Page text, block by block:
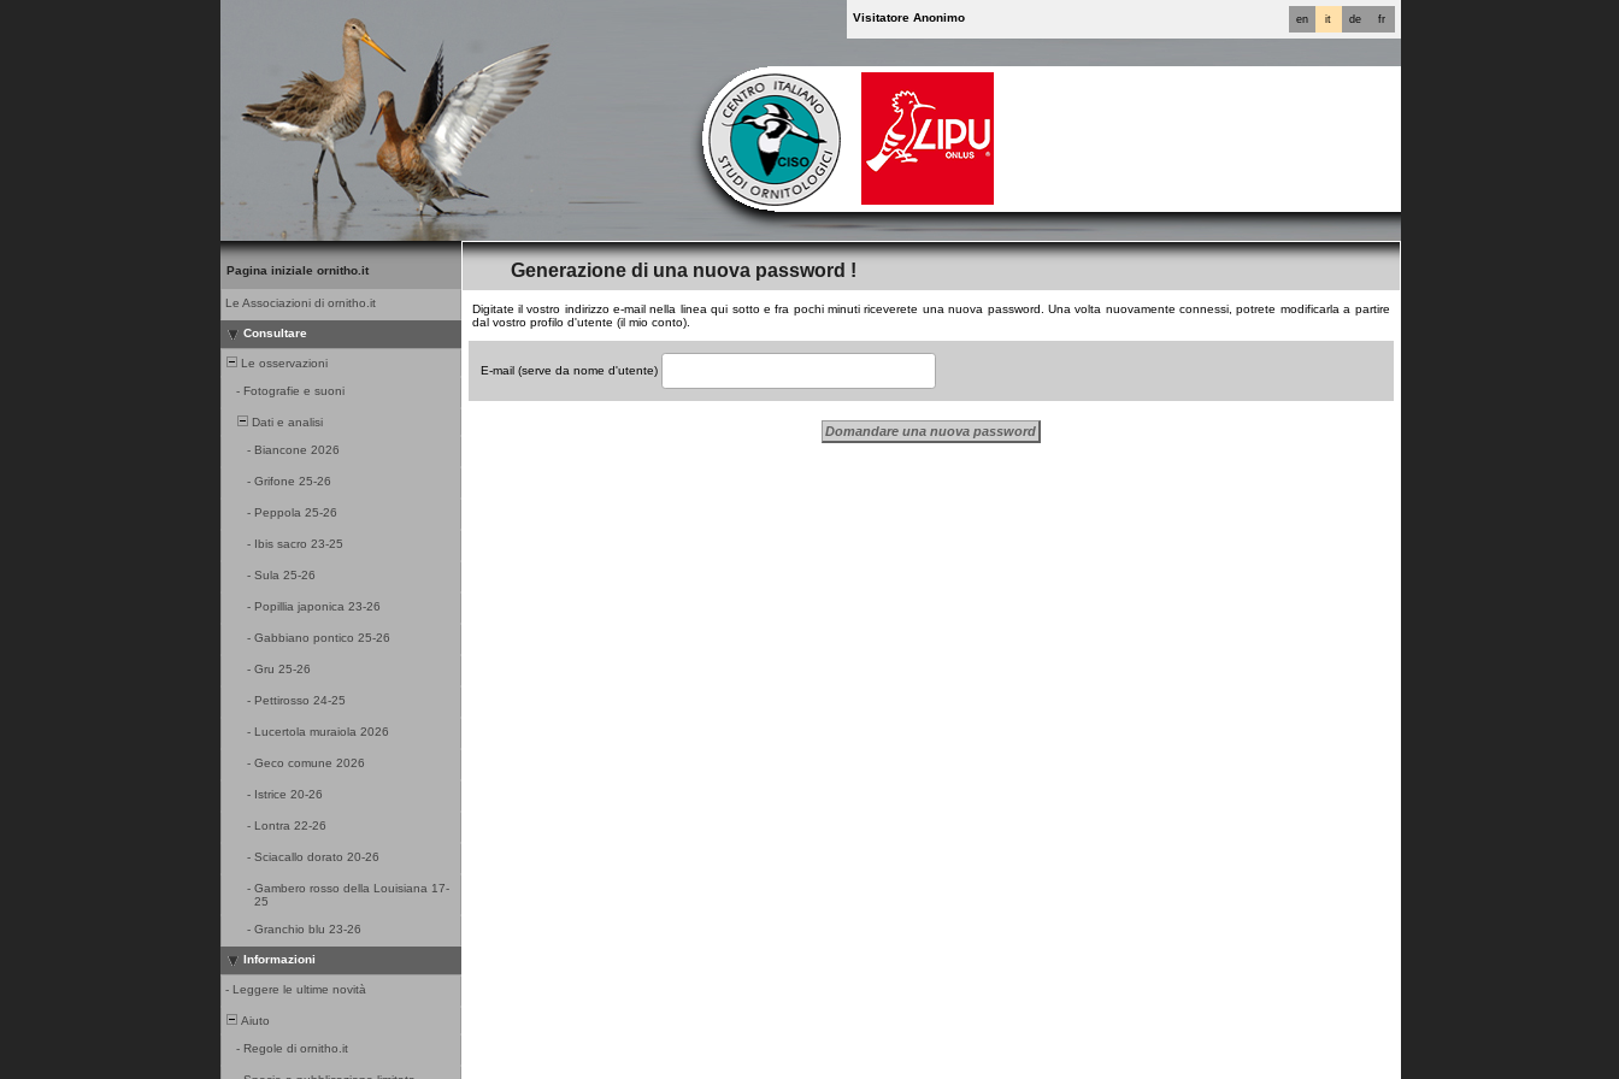
fr
de
it
en
Visitatore Anonimo
Pagina iniziale ornitho.it
Le Associazioni di ornitho.it
Consultare
Le osservazioni
- Fotografie e suoni
Dati e analisi
- Biancone 2026
- Grifone 25-26
- Peppola 25-26
- Ibis sacro 23-25
- Sula 25-26
- Popillia japonica 23-26
- Gabbiano pontico 25-26
- Gru 25-26
- Pettirosso 24-25
- Lucertola muraiola 2026
- Geco comune 2026
- Istrice 20-26
- Lontra 22-26
- Sciacallo dorato 20-26
- Gambero rosso della Louisiana 17-
25
- Granchio blu 23-26
Informazioni
- Leggere le ultime novità
Aiuto
- Regole di ornitho.it
Generazione di una nuova password !
Digitate il vostro indirizzo e-mail nella linea qui sotto e fra pochi minuti riceverete una nuova password. Una volta nuovamente connessi, potrete modificarla a partire
dal vostro profilo d'utente (il mio conto).
E-mail (serve da nome d'utente)